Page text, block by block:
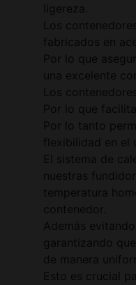
ligereza.
Los
fabricados en
Por lo que
una excelente
Los
Por lo que
Por lo tanto
flexibilidad en el
El sistema de
nuestras
temperatura
contenedor.
Además
garantizando
de manera
Esto es crucial